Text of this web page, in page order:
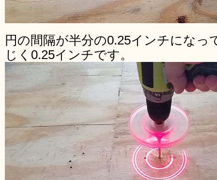
円の間隔が半分の0.25インチになっ
じく0.25インチです。